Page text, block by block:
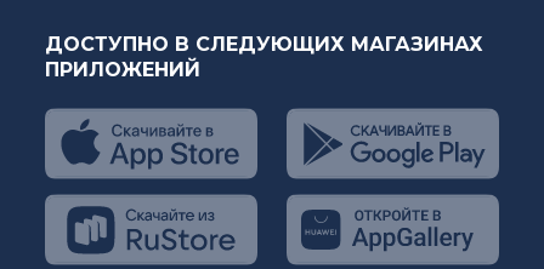
ДОСТУПНО В СЛЕДУЮЩИХ МАГАЗИНАХ
ПРИЛОЖЕНИЙ